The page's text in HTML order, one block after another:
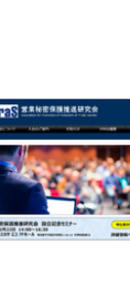
ッシュチェ
い ブラッ
チェ
チェ
度ロ
子 腰
式ア
ト ハ
ョン
ュ ゲ
しゃ
￥
型4K
・ホワイ
ク付き（
￥
42枚x2袋(84
面:ライトブ
ツ L
￥